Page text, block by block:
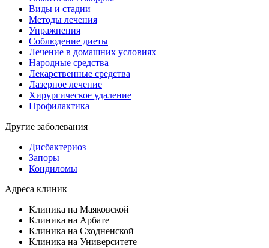
Виды и стадии
Методы лечения
Упражнения
Соблюдение диеты
Лечение в домашних условиях
Народные средства
Лекарственные средства
Лазерное лечение
Хирургическое удаление
Профилактика
Другие заболевания
Дисбактериоз
Запоры
Кондиломы
Адреса клиник
Клиника на Маяковской
Клиника на Арбате
Клиника на Сходненской
Клиника на Университете